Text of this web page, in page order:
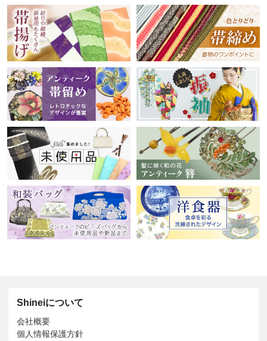
Shineiについて
会社概要
個人情報保護方針